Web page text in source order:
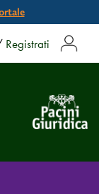
Registrati